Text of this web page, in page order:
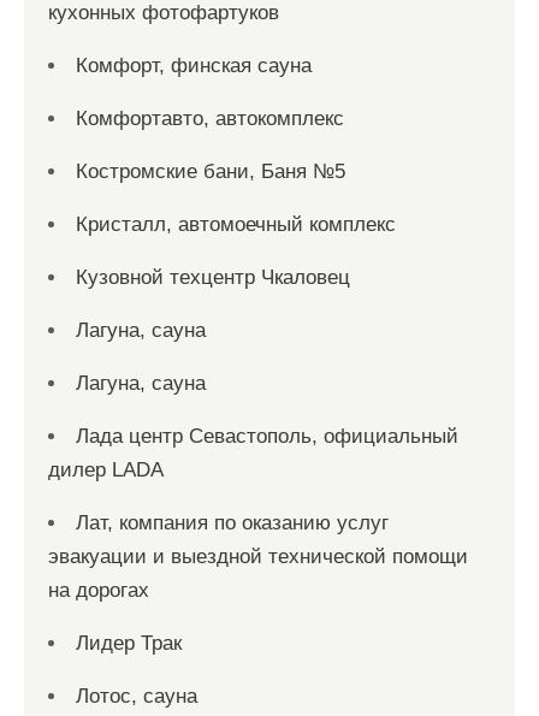
кухонных фотофартуков
Комфорт, финская сауна
Комфортавто, автокомплекс
Костромские бани, Баня №5
Кристалл, автомоечный комплекс
Кузовной техцентр Чкаловец
Лагуна, сауна
Лагуна, сауна
Лада центр Севастополь, официальный
дилер LADA
Лат, компания по оказанию услуг
эвакуации и выездной технической помощи
на дорогах
Лидер Трак
Лотос, сауна